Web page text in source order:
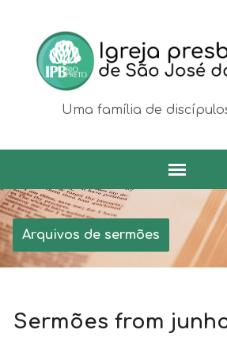
Uma família de
Arquivos de sermões
Sermões from